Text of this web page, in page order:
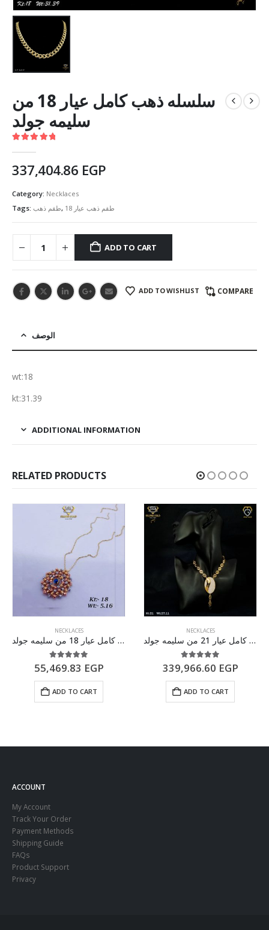
سلسله ذهب كامل عيار 18 من
سليمه جولد
337,404.86 EGP
Category: Necklaces
Tags: طقم ذهب, طقم ذهب عيار 18
ADD TO CART
ADD TO WISHLIST COMPARE
الوصف
wt:18
kt:31.39
ADDITIONAL INFORMATION
RELATED PRODUCTS
NECKLACES
سلسله ذهب كامل عيار 18 من سليمه جولد
5.00 out of 5
55,469.83 EGP
ADD TO CART
NECKLACES
طقم ذهب كامل عيار 21 من سليمه جولد
5.00out of 5
339,966.60 EGP
ADD TO CART
ACCOUNT
My Account
Track Your Order
Payment Methods
Shipping Guide
FAQs
Product Support
Privacy